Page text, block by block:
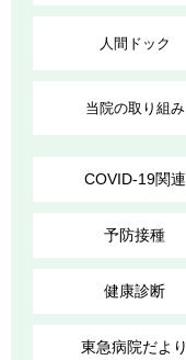
人間ドック
当院の取り組み
COVID-19関連
予防接種
健康診断
東急病院だより